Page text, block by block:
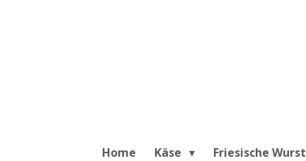
Home Käse Friesische Wurst